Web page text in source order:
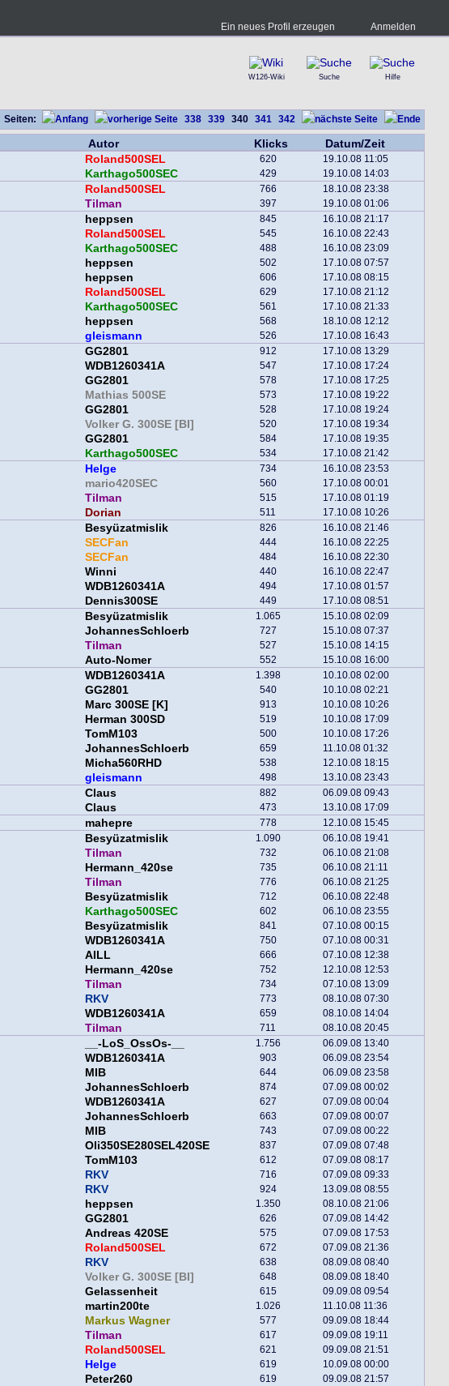
Ein neues Profil erzeugen Anmelden
W126-Wiki Suche Hilfe
Seiten: 338 339 340 341 342
Autor Klicks
Datum/Zeit
Roland500SEL 620 19.10.08 11:05
Karthago500SEC 429 19.10.08 14:03
Roland500SEL 766 18.10.08 23:38
Tilman 397 19.10.08 01:06
heppsen 845 16.10.08 21:17
Roland500SEL 545 16.10.08 22:43
Karthago500SEC 488 16.10.08 23:09
heppsen 502 17.10.08 07:57
heppsen 606 17.10.08 08:15
Roland500SEL 629 17.10.08 21:12
Karthago500SEC 561 17.10.08 21:33
heppsen 568 18.10.08 12:12
gleismann 526 17.10.08 16:43
GG2801 912 17.10.08 13:29
WDB1260341A 547 17.10.08 17:24
GG2801 578 17.10.08 17:25
Mathias 500SE 573 17.10.08 19:22
GG2801 528 17.10.08 19:24
Volker G. 300SE [BI] 520 17.10.08 19:34
GG2801 584 17.10.08 19:35
Karthago500SEC 534 17.10.08 21:42
Helge 734 16.10.08 23:53
mario420SEC 560 17.10.08 00:01
Tilman 515 17.10.08 01:19
Dorian 511 17.10.08 10:26
Besyüzatmislik 826 16.10.08 21:46
SECFan 444 16.10.08 22:25
SECFan 484 16.10.08 22:30
Winni 440 16.10.08 22:47
WDB1260341A 494 17.10.08 01:57
Dennis300SE 449 17.10.08 08:51
Besyüzatmislik 1.065 15.10.08 02:09
JohannesSchloerb 727 15.10.08 07:37
Tilman 527 15.10.08 14:15
Auto-Nomer 552 15.10.08 16:00
WDB1260341A 1.398 10.10.08 02:00
GG2801 540 10.10.08 02:21
Marc 300SE [K] 913 10.10.08 10:26
Herman 300SD 519 10.10.08 17:09
TomM103 500 10.10.08 17:26
JohannesSchloerb 659 11.10.08 01:32
Micha560RHD 538 12.10.08 18:15
gleismann 498 13.10.08 23:43
Claus 882 06.09.08 09:43
Claus 473 13.10.08 17:09
mahepre 778 12.10.08 15:45
Besyüzatmislik 1.090 06.10.08 19:41
Tilman 732 06.10.08 21:08
Hermann_420se 735 06.10.08 21:11
Tilman 776 06.10.08 21:25
Besyüzatmislik 712 06.10.08 22:48
Karthago500SEC 602 06.10.08 23:55
Besyüzatmislik 841 07.10.08 00:15
WDB1260341A 750 07.10.08 00:31
AILL 666 07.10.08 12:38
Hermann_420se 752 12.10.08 12:53
Tilman 734 07.10.08 13:09
RKV 773 08.10.08 07:30
WDB1260341A 659 08.10.08 14:04
Tilman 711 08.10.08 20:45
__-LoS_OssOs-__ 1.756 06.09.08 13:40
WDB1260341A 903 06.09.08 23:54
MIB 644 06.09.08 23:58
JohannesSchloerb 874 07.09.08 00:02
WDB1260341A 627 07.09.08 00:04
JohannesSchloerb 663 07.09.08 00:07
MIB 743 07.09.08 00:22
Oli350SE280SEL420SE 837 07.09.08 07:48
TomM103 612 07.09.08 08:17
RKV 716 07.09.08 09:33
RKV 924 13.09.08 08:55
heppsen 1.350 08.10.08 21:06
GG2801 626 07.09.08 14:42
Andreas 420SE 575 07.09.08 17:53
Roland500SEL 672 07.09.08 21:36
RKV 638 08.09.08 08:40
Volker G. 300SE [BI] 648 08.09.08 18:40
Gelassenheit 615 09.09.08 09:54
martin200te 1.026 11.10.08 11:36
Markus Wagner 577 09.09.08 18:44
Tilman 617 09.09.08 19:11
Roland500SEL 621 09.09.08 21:51
Helge 619 10.09.08 00:00
Peter260 619 09.09.08 21:57